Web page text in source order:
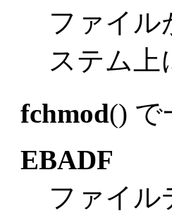
ファイル
ステム上
fchmod() で
EBADF
ファイ